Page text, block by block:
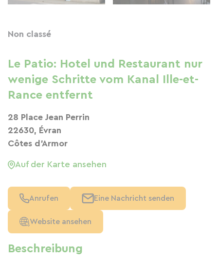
Beschreibung
Non classé
Le Patio: Hotel und Restaurant nur
wenige Schritte vom Kanal Ille-et-
Rance entfernt
28 Place Jean Perrin
22630, Évran
Côtes d'Armor
Auf der Karte ansehen
Anrufen Eine Nachricht senden
Website ansehen